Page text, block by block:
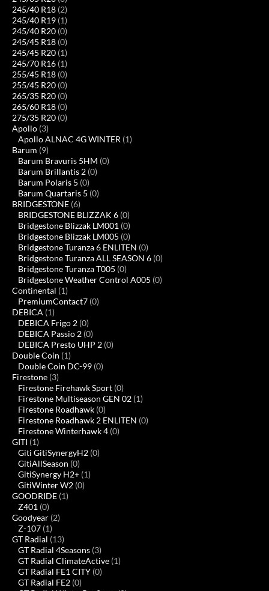
245/40 R18 (2)
245/40 R19 (1)
245/40 R20 (0)
245/45 R18 (0)
245/45 R20 (1)
245/70 R16 (1)
255/45 R18 (0)
255/45 R20 (0)
265/35 R20 (0)
265/60 R18 (0)
275/35 R20 (0)
Apollo (3)
Apollo ALNAC 4G WINTER (1)
Barum (9)
Barum Bravuris 5HM (0)
Barum Brillantis 2 (0)
Barum Polaris 5 (0)
Barum Quartaris 5 (0)
BRIDGESTONE (6)
BRIDGESTONE BLIZZAK 6 (0)
Bridgestone Blizzak LM001 (0)
Bridgestone Blizzak LM005 (0)
Bridgestone Turanza 6 ENLITEN (0)
Bridgestone Turanza ALL SEASON 6 (0)
Bridgestone Turanza T005 (0)
Bridgestone Weather Control A005 (0)
Continental (1)
PremiumContact7 (0)
DEBICA (1)
DEBICA Frigo 2 (0)
DEBICA Passio 2 (0)
DEBICA Presto UHP 2 (0)
Double Coin (1)
Double Coin DC-99 (0)
Firestone (3)
Firestone Firehawk Sport (0)
Firestone Multiseason GEN 02 (1)
Firestone Roadhawk (0)
Firestone Roadhawk 2 ENLITEN (0)
Firestone Winterhawk 4 (0)
GITI (1)
Giti GitiSynergyH2 (0)
GitiAllSeason (0)
GitiSynergy H2+ (1)
GitiWinter W2 (0)
GOODRIDE (1)
Z401 (0)
Goodyear (2)
Z-107 (1)
GT Radial (13)
GT Radial 4Seasons (3)
GT Radial ClimateActive (1)
GT Radial FE1 CITY (0)
GT Radial FE2 (0)